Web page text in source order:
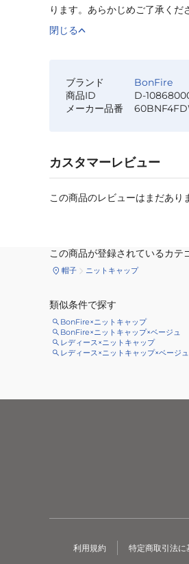
ります。あらかじめご了承くだ
閉じる
ブランド
BonFire
商品ID
D-
メーカー品番
カスタマーレビュー
この商品のレビューはまだあり
この商品が登録されているカテ
帽子 ニットキャップ
類似条件で探す
BonFire×ニットキャップ
BonFire×ニットキャップ×ベージュ
レディース×ニットキャップ
レディース×ニットキャップ×ベージュ
利用規約 特定商取引法に